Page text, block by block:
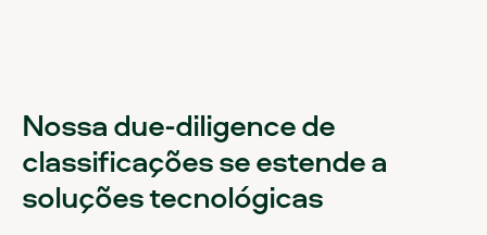
Nossa due-diligence de
classificações se estende a
soluções tecnológicas